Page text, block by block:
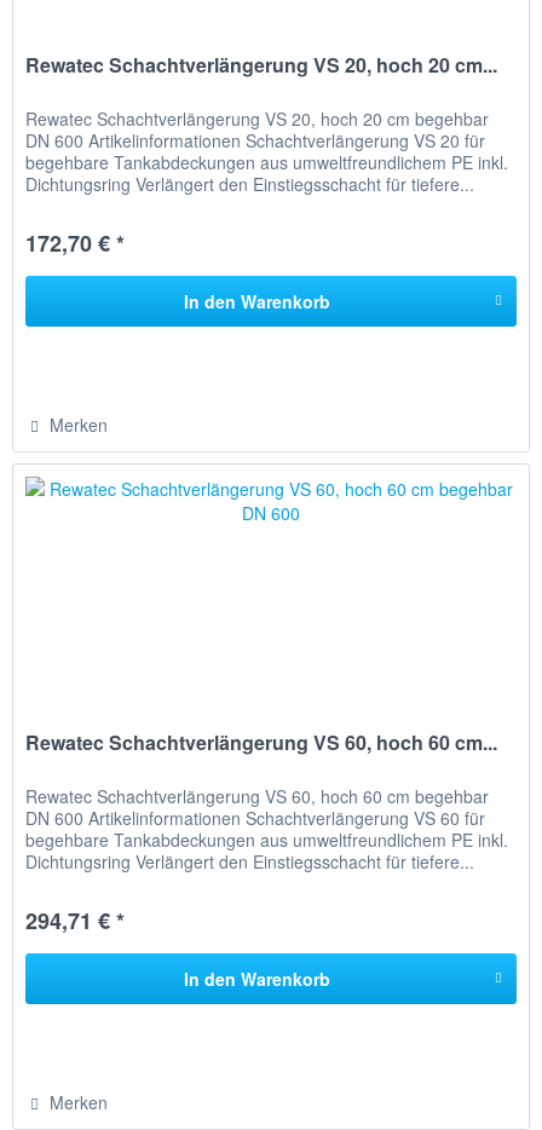
Rewatec Schachtverlängerung VS 20, hoch 20 cm...
Rewatec Schachtverlängerung VS 20, hoch 20 cm begehbar
DN 600 Artikelinformationen Schachtverlängerung VS 20 für
begehbare Tankabdeckungen aus umweltfreundlichem PE inkl.
Dichtungsring Verlängert den Einstiegsschacht für tiefere...
172,70 € *
In den Warenkorb
Merken
Rewatec Schachtverlängerung VS 60, hoch 60 cm...
Rewatec Schachtverlängerung VS 60, hoch 60 cm begehbar
DN 600 Artikelinformationen Schachtverlängerung VS 60 für
begehbare Tankabdeckungen aus umweltfreundlichem PE inkl.
Dichtungsring Verlängert den Einstiegsschacht für tiefere...
294,71 € *
In den Warenkorb
Merken